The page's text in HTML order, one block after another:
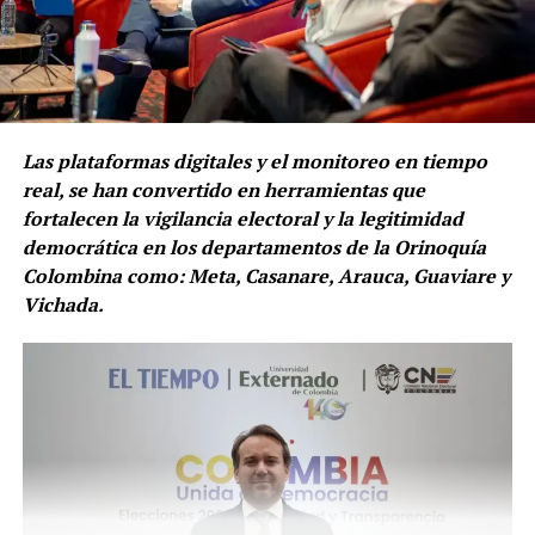
una noticia falsa y una verdadera”, enfatizó.
El Registrador Nacional informó que una de las
circunstancias que se han detectado en relación con la
integridad de la información en materia electoral tiene
que ver con
la falta de conocimiento o de información de la
ciudadanía sobre el proceso electoral.
Sobre este tema, recordó que los principales actores del
proceso electoral son los jurados de votación: “Los
jurados son ciudadanas y ciudadanos que apoyan los
procesos electorales en Colombia. Ellos cumplen las dos
del proceso electoral: contar los votos y diligenciar de
manera manual las actas electorales o formularios E-
Luego de ese proceso, continúa la labor de otros
actores, que tampoco son funcionarios de la entidad:
“Son los jueces y notarios de Colombia que se encargan
de validar esas actas y de declarar los resultados en cada
Las plataformas digitales y el monitoreo en tiempo
real, se han convertido en herramientas que
fortalecen la vigilancia electoral y la legitimidad
democrática en los departamentos de la Orinoquía
Colombina como: Meta, Casanare, Arauca, Guaviare y
Vichada.